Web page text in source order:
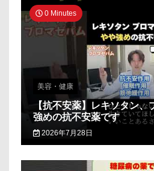
0 Minutes
美容・健康
【抗不安薬】レキソタン、
強めの抗不安薬です
2026年7月28日